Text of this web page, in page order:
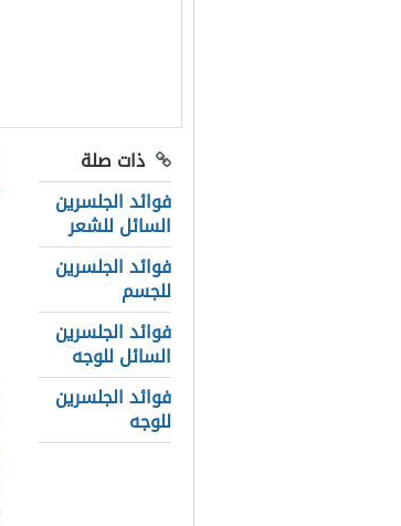
ذات صلة
فوائد الجلسرين
السائل للشعر
فوائد الجلسرين
للجسم
فوائد الجلسرين
السائل للوجه
فوائد الجلسرين
للوجه